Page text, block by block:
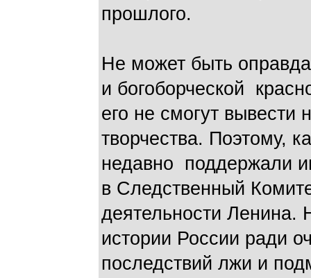
прошлого.
Не может быть
и богоборческой
его не смогут вывести
творчества. Поэтому,
недавно поддержали
в Следственный
деятельности Ленина.
истории России ради
последствий лжи и